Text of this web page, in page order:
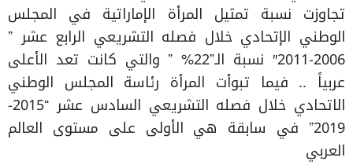
تجاوزت نسبة تمثيل المرأة الإماراتية في المجلس
الوطني الإتحادي خلال فصله التشريعي الرابع عشر ”
2006-2011″ نسبة الـ”22% ” والتي كانت تعد الأعلى
عربياً .. فيما تبوأت المرأة رئاسة المجلس الوطني
الاتحادي خلال فصله التشريعي السادس عشر “2015-
2019” في سابقة هي الأولى على مستوى العالم
العربي